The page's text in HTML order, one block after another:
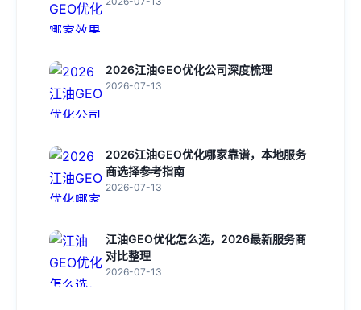
2026江油GEO优化公司深度梳理
2026-07-13
2026江油GEO优化哪家靠谱，本地服务
商选择参考指南
2026-07-13
江油GEO优化怎么选，2026最新服务商
对比整理
2026-07-13